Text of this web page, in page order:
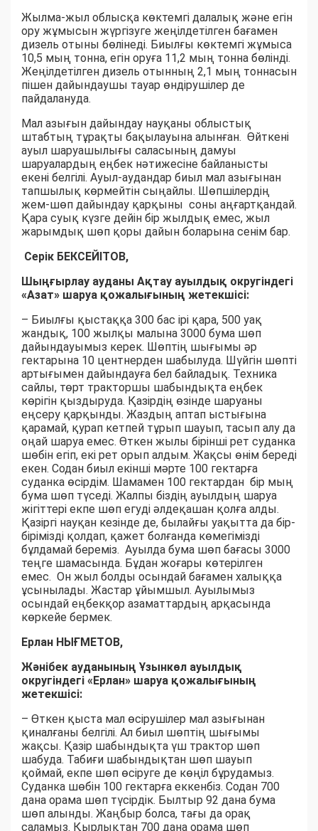
Жылма-жыл облысқа көктемгі далалық және егін
ору жұмысын жүргізуге жеңілдетілген бағамен
дизель отыны бөлінеді. Биылғы көктемгі жұмыса
10,5 мың тонна, егін оруға 11,2 мың тонна бөлінді.
Жеңілдетілген дизель отынның 2,1 мың тоннасын
пішен дайындаушы тауар өндірушілер де
пайдалануда.
Мал азығын дайындау науқаны облыстық
штабтың тұрақты бақылауына алынған. Өйткені
ауыл шаруашылығы саласының дамуы
шаруалардың еңбек нәтижесіне байланысты
екені белгілі. Ауыл-аудандар биыл мал азығынан
тапшылық көрмейтін сыңайлы. Шөпшілердің
жем-шөп дайындау қарқыны соны аңғартқандай.
Қара суық күзге дейін бір жылдық емес, жыл
жарымдық шөп қоры дайын боларына сенім бар.
Серік БЕКСЕЙІТОВ,
Шыңғырлау ауданы Ақтау ауылдық округіндегі
«Азат» шаруа қожалығының жетекшісі:
– Биылғы қыстаққа 300 бас ірі қара, 500 уақ
жандық, 100 жылқы малына 3000 бума шөп
дайындауымыз керек. Шөптің шығымы әр
гектарына 10 центнерден шабылуда. Шүйгін шөпті
артығымен дайындауға бел байладық. Техника
сайлы, төрт тракторшы шабындықта еңбек
көрігін қыздыруда. Қазірдің өзінде шаруаны
еңсеру қарқынды. Жаздың аптап ыстығына
қарамай, қурап кетпей тұрып шауып, тасып алу да
оңай шаруа емес. Өткен жылы бірінші рет суданка
шөбін егіп, екі рет орып алдым. Жақсы өнім береді
екен. Содан биыл екінші мәрте 100 гектарға
суданка өсірдім. Шамамен 100 гектардан бір мың
бума шөп түседі. Жалпы біздің ауылдың шаруа
жігіттері екпе шөп егуді әлдеқашан қолға алды.
Қазіргі науқан кезінде де, былайғы уақытта да бір-
бірімізді қолдап, қажет болғанда көмегімізді
бұлдамай береміз. Ауылда бума шөп бағасы 3000
теңге шамасында. Бұдан жоғары көтерілген
емес. Он жыл болды осындай бағамен халыққа
ұсынылады. Жастар ұйымшыл. Ауылымыз
осындай еңбекқор азаматтардың арқасында
көркейе бермек.
Ерлан НЫҒМЕТОВ,
Жәнібек ауданының Ұзынкөл ауылдық
округіндегі «Ерлан» шаруа қожалығының
жетекшісі:
– Өткен қыста мал өсірушілер мал азығынан
қиналғаны белгілі. Ал биыл шөптің шығымы
жақсы. Қазір шабындықта үш трактор шөп
шабуда. Табиғи шабындықтан шөп шауып
қоймай, екпе шөп өсіруге де көңіл бұрудамыз.
Суданка шөбін 100 гектарға еккенбіз. Содан 700
дана орама шөп түсірдік. Былтыр 92 дана бума
шөп алынды. Жаңбыр болса, тағы да орақ
саламыз. Қырлықтан 700 дана орама шөп